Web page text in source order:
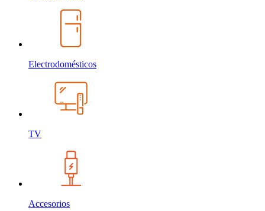
Electrodomésticos
TV
Accesorios